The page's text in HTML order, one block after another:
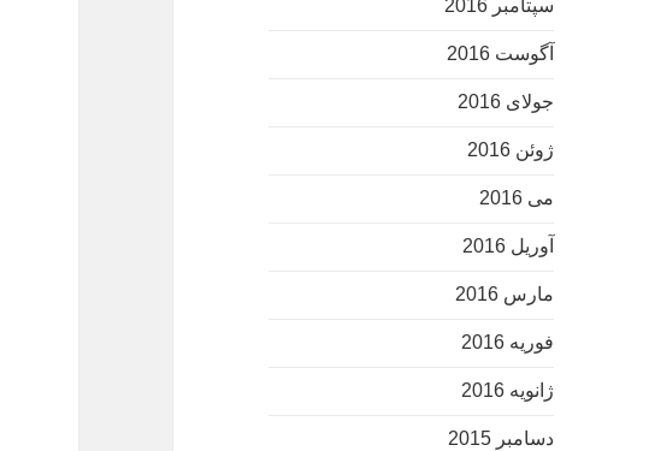
سپتامبر 2016
آگوست 2016
جولای 2016
ژوئن 2016
می 2016
آوریل 2016
مارس 2016
فوریه 2016
ژانویه 2016
دسامبر 2015